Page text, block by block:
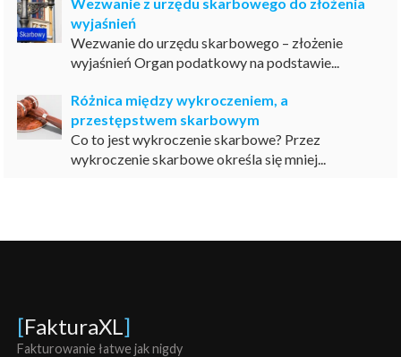
wyjaśnień
Wezwanie do urzędu skarbowego – złożenie
wyjaśnień Organ podatkowy na podstawie...
Różnica między wykroczeniem, a
przestępstwem skarbowym
Co to jest wykroczenie skarbowe? Przez
wykroczenie skarbowe określa się mniej...
[FakturaXL ]
Fakturowanie łatwe jak nigdy